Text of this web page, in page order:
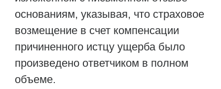
основаниям, указывая, что страховое
возмещение в счет компенсации
причиненного истцу ущерба было
произведено ответчиком в полном
объеме.